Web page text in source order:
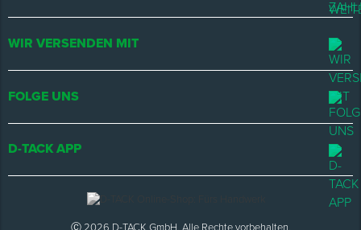
WIR VERSENDEN MIT
FOLGE UNS
D-TACK APP